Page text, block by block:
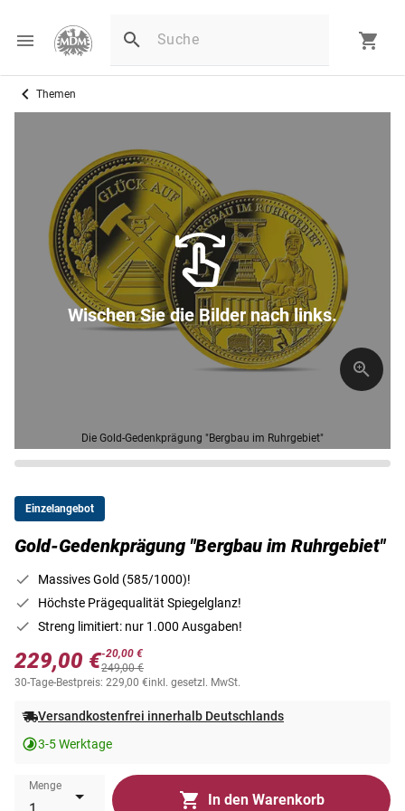
Themen
Die Gold-Gedenkprägung "Bergbau im Ruhrgebiet"
Wischen Sie die Bilder nach links.
Einzelangebot
Gold-Gedenkprägung "Bergbau im Ruhrgebiet"
Massives Gold (585/1000)!
Höchste Prägequalität Spiegelglanz!
Streng limitiert: nur 1.000 Ausgaben!
229,00 €-20,00 €
249,00 €
30-Tage-Bestpreis: 229,00 €inkl. gesetzl. MwSt.
Versandkostenfrei innerhalb Deutschlands
3-5 Werktage
Menge
In den Warenkorb